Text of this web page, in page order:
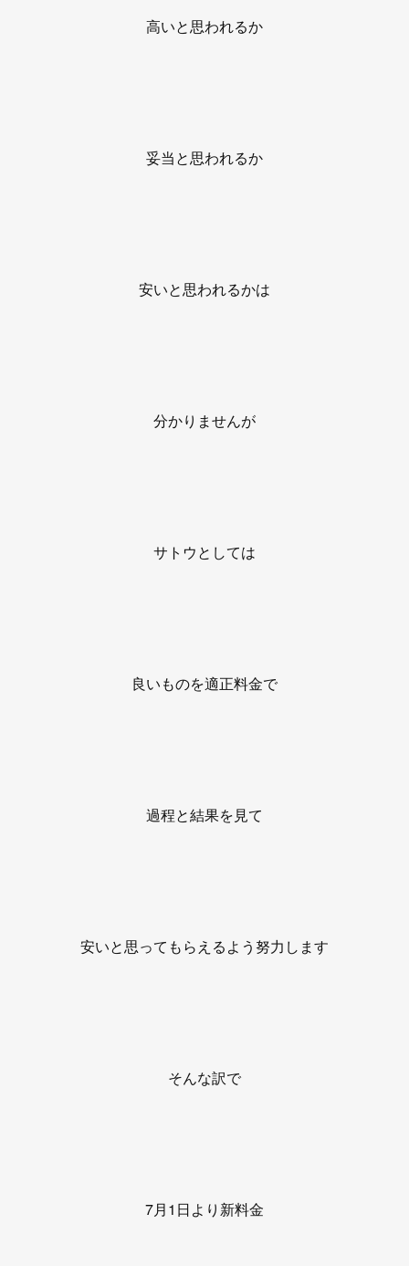
高いと思われるか
妥当と思われるか
安いと思われるかは
分かりませんが
サトウとしては
良いものを適正料金で
過程と結果を見て
安いと思ってもらえるよう努力します
そんな訳で
7月1日より新料金